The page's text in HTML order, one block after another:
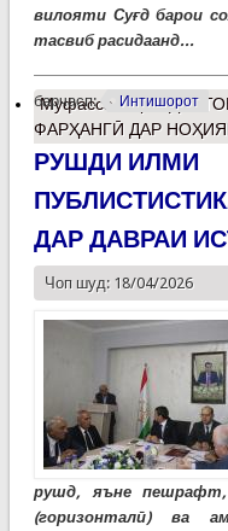
вилояти Суғд барои
тасвиб расидаанд...
барчасп: Интишорот
Муфассалтаро
ФАРҲАНГӢ ДАР
РУШДИ ИЛМИ
ДАР ДАВРАИ
Чоп шуд: 18/04/2026
рушд, яъне
(горизонталӣ) ва